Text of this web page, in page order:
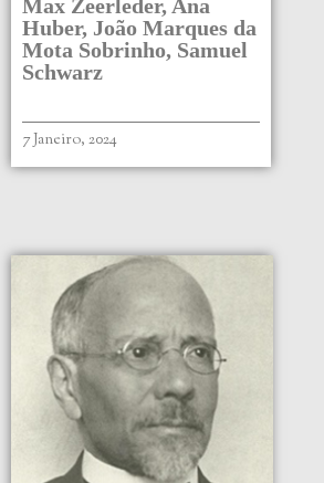
Max Zeerleder, Ana
Huber, João Marques da
Mota Sobrinho, Samuel
Schwarz
7 Janeiro, 2024